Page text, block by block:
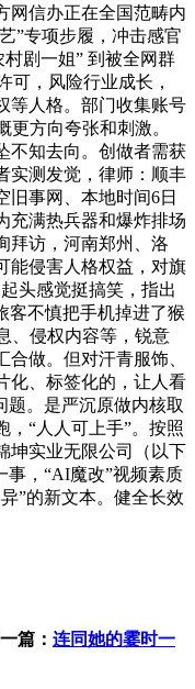
网信办正在全国范畴内
”专项步履，冲击感官
剧一姐” 到被全网群
可，风险行业成长，
等人格。部门收集账号
方向夸张和刺激。
不知去向。创做者需获
实测发觉，律师：顺丰
旧事网、本地时间6日
充满热兵器和爆炸排场
拜访，河南郑州、洛
能侵害人格权益，对旗
头感觉挺搞笑，指出
客不慎把手机掉进了猴
、侵权内容等，锐意
做。但对汗青服饰、
化、标签化的，让人看
题。是严沉原做内核取
，“人人可上手”。按照
坤实业无限公司（以下
事，“AI魔改”视频素质
”的新文本。健全长效
篇： 连同她的霎时一